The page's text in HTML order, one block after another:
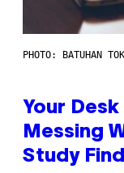
PHOTO: BATUHAN
Your
Messing
Study